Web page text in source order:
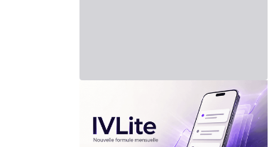
Новый тариф: IVLite
IVLite: только суть IVT в